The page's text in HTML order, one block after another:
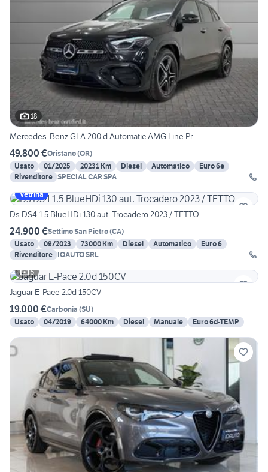
18
Mercedes-Benz GLA 200 d Automatic AMG Line Pr...
49.800 €Oristano(OR)
Usato
01/2025 20231 Km Diesel Automatico
Euro 6e
Rivenditore SPECIAL CAR SPA
Vetrina
Ds DS4 1.5 BlueHDi 130 aut. Trocadero 2023 / TETTO
24.900 €Settimo San Pietro(CA)
Usato
09/2023 73000 Km Diesel Automatico
Euro 6
Rivenditore IOAUTO SRL
5
Jaguar E-Pace 2.0d 150CV
19.000 €Carbonia (SU)
Usato
04/2019 64000 Km Diesel Manuale Euro 6d-TEMP